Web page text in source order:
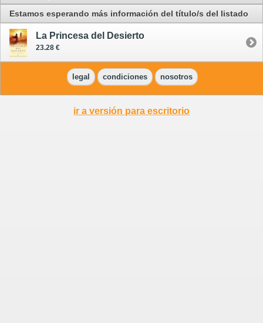
Estamos esperando más información del título/s del listado
La Princesa del Desierto
23.28 €
legal condiciones nosotros
ir a versión para escritorio